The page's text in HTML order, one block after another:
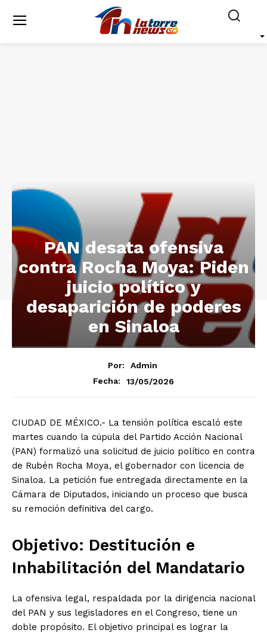
PAN desata ofensiva
contra Rocha Moya: Piden
juicio político y
desaparición de poderes
en Sinaloa
Por:
Admin
Fecha:
13/05/2026
CIUDAD DE MÉXICO.- La tensión política escaló este
martes cuando la cúpula del Partido Acción Nacional
(PAN) formalizó una solicitud de juicio político en contra
de Rubén Rocha Moya, el gobernador con licencia de
Sinaloa. La petición fue entregada directamente en la
Cámara de Diputados, iniciando un proceso que busca
su remoción definitiva del cargo.
Objetivo: Destitución e
Inhabilitación del Mandatario
La ofensiva legal, respaldada por la dirigencia nacional
del PAN y sus legisladores en el Congreso, tiene un
doble propósito. El objetivo principal es lograr la